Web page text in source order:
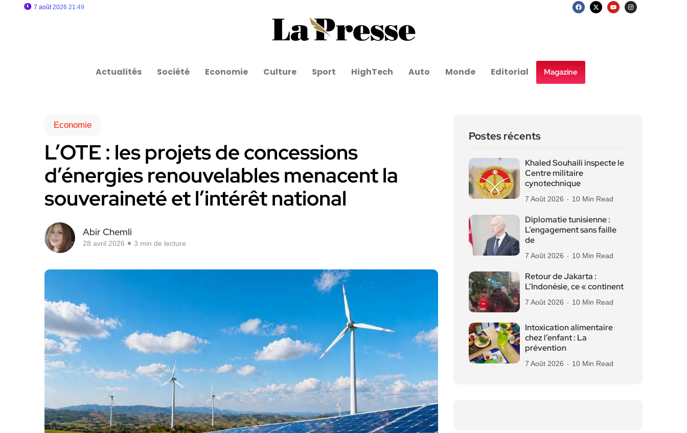
7 août 2026 21:49
Actualités Société Economie Culture Sport HighTech Auto Monde Editorial Magazine
Economie
L’OTE : les projets de concessions
d’énergies renouvelables menacent la
souveraineté et l’intérêt national
Abir Chemli
28 avril 2026 3 min de lecture
Postes récents
Khaled Souhaili inspecte le
Centre militaire
cynotechnique
7 Août 2026 10 Min Read
Diplomatie tunisienne :
L’engagement sans faille
de
7 Août 2026 10 Min Read
Retour de Jakarta :
L’Indonésie, ce « continent
7 Août 2026 10 Min Read
Intoxication alimentaire
chez l’enfant : La
prévention
7 Août 2026 10 Min Read